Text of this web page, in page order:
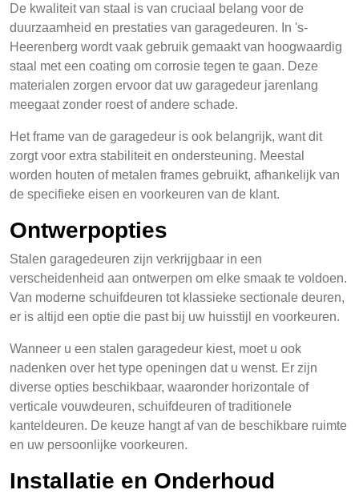
De kwaliteit van staal is van cruciaal belang voor de
duurzaamheid en prestaties van garagedeuren. In 's-
Heerenberg wordt vaak gebruik gemaakt van hoogwaardig
staal met een coating om corrosie tegen te gaan. Deze
materialen zorgen ervoor dat uw garagedeur jarenlang
meegaat zonder roest of andere schade.
Het frame van de garagedeur is ook belangrijk, want dit
zorgt voor extra stabiliteit en ondersteuning. Meestal
worden houten of metalen frames gebruikt, afhankelijk van
de specifieke eisen en voorkeuren van de klant.
Ontwerpopties
Stalen garagedeuren zijn verkrijgbaar in een
verscheidenheid aan ontwerpen om elke smaak te voldoen.
Van moderne schuifdeuren tot klassieke sectionale deuren,
er is altijd een optie die past bij uw huisstijl en voorkeuren.
Wanneer u een stalen garagedeur kiest, moet u ook
nadenken over het type openingen dat u wenst. Er zijn
diverse opties beschikbaar, waaronder horizontale of
verticale vouwdeuren, schuifdeuren of traditionele
kanteldeuren. De keuze hangt af van de beschikbare ruimte
en uw persoonlijke voorkeuren.
Installatie en Onderhoud